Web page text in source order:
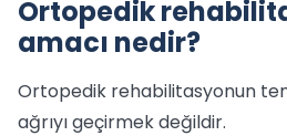
Ortopedik
amacı nedir?
Ortopedik rehabilitasyonun
ağrıyı geçirmek değildir.